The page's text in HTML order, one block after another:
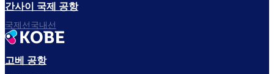
간사이 국제 공항
국제선국내선
고베 공항